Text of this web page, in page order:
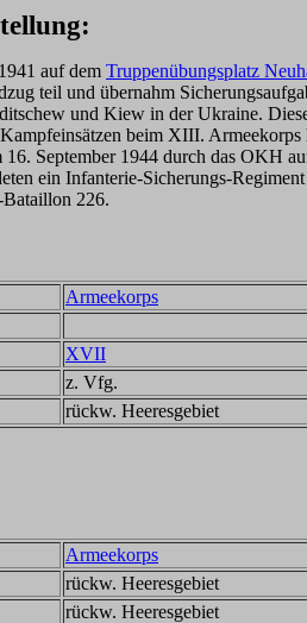
auf dem Truppenübungsplatz
teil und übernahm
und Kiew in der Ukraine.
beim XIII.
September 1944 durch das OKH
ein Infanterie-Sicherungs-
226.
Armeekorps
XVII
z. Vfg.
rückw. Heeresgebiet
Armeekorps
rückw. Heeresgebiet
rückw. Heeresgebiet